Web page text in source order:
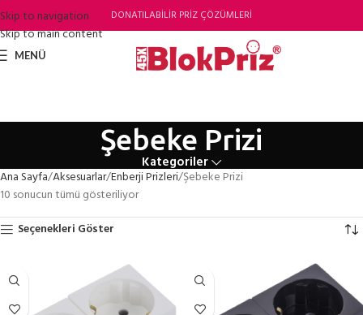
Skip to navigation
Skip to main content
DONATILABİLİR PRİZ ÇÖZÜMLERİ
MENÜ
Şebeke Prizi
Kategoriler
Ana Sayfa Aksesuarlar Enberji Prizleri Şebeke Prizi
10 sonucun tümü gösteriliyor
Seçenekleri Göster